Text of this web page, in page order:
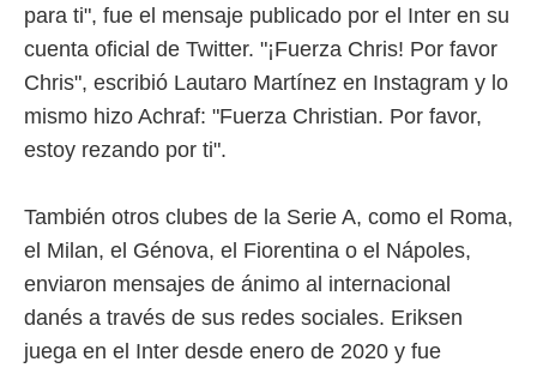
para ti", fue el mensaje publicado por el Inter en su
cuenta oficial de Twitter. "¡Fuerza Chris! Por favor
Chris", escribió Lautaro Martínez en Instagram y lo
mismo hizo Achraf: "Fuerza Christian. Por favor,
estoy rezando por ti".
También otros clubes de la Serie A, como el Roma,
el Milan, el Génova, el Fiorentina o el Nápoles,
enviaron mensajes de ánimo al internacional
danés a través de sus redes sociales. Eriksen
juega en el Inter desde enero de 2020 y fue